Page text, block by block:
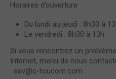
Horaires d’ouverture
Du lundi au jeudi : 8h30 à
Le vendredi : 8h30 à 13h
Si vous rencontrez un
Internet, merci de nous
: sav@c-toucom.com